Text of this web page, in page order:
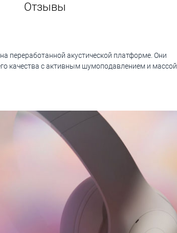
Отзывы
переработанной акустической платформе. Они
качества с активным шумоподавлением и массой